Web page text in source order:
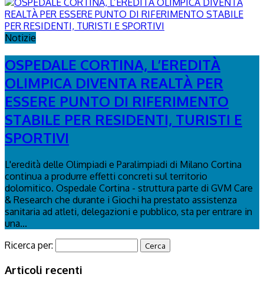
Notizie
OSPEDALE CORTINA, L’EREDITÀ
OLIMPICA DIVENTA REALTÀ PER
ESSERE PUNTO DI RIFERIMENTO
STABILE PER RESIDENTI, TURISTI E
SPORTIVI
L'eredità delle Olimpiadi e Paralimpiadi di Milano Cortina
continua a produrre effetti concreti sul territorio
dolomitico. Ospedale Cortina - struttura parte di GVM Care
& Research che durante i Giochi ha prestato assistenza
sanitaria ad atleti, delegazioni e pubblico, sta per entrare in
una...
Ricerca per:
Articoli recenti